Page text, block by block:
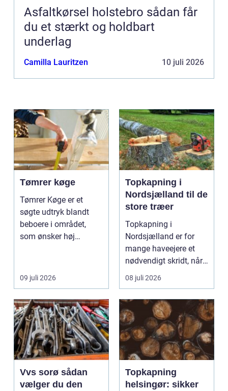
Asfaltkørsel holstebro sådan får
du et stærkt og holdbart
underlag
Camilla Lauritzen 10 juli 2026
Tømrer køge
Tømrer Køge er et
søgte udtryk blandt
beboere i området,
som ønsker høj
09 juli 2026
Topkapning i
Nordsjælland til de
store træer
Topkapning i
Nordsjælland er for
mange haveejere et
nødvendigt skridt, når
store ...
08 juli 2026
Vvs sorø sådan
vælger du den
Topkapning
helsingør: sikker